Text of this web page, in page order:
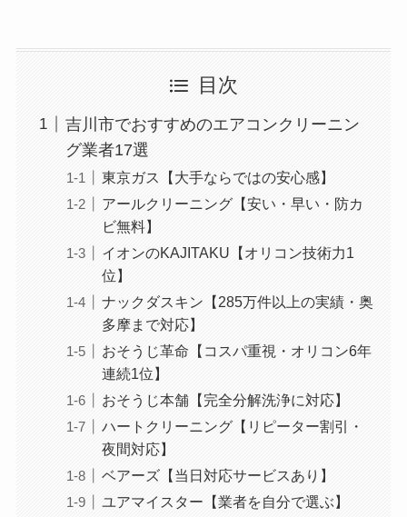
目次
吉川市でおすすめのエアコンクリーニン
グ業者17選
東京ガス【大手ならではの安心感】
アールクリーニング【安い・早い・防カ
ビ無料】
イオンのKAJITAKU【オリコン技術力1
位】
ナックダスキン【285万件以上の実績・奥
多摩まで対応】
おそうじ革命【コスパ重視・オリコン6年
連続1位】
おそうじ本舗【完全分解洗浄に対応】
ハートクリーニング【リピーター割引・
夜間対応】
ベアーズ【当日対応サービスあり】
ユアマイスター【業者を自分で選ぶ】